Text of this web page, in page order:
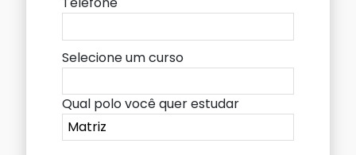
Selecione um curso
Qual polo você quer estudar